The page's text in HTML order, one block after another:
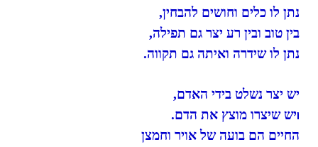
נתן לו כלים וחושים להבחין,
בין טוב ובין רע יצר גם תפילה,
נתן לו שידרה ואיתה גם תקווה.
יש יצר נשלט בידי האדם,
ויש שיצרו מוצץ את הדם.
החיים הם בועה של אויר וחמצן